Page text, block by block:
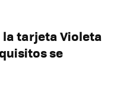
la tarjeta Violeta
se